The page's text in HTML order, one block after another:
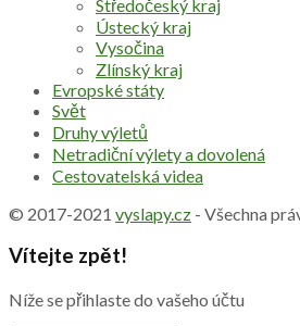
Středočeský kraj
Ústecký kraj
Vysočina
Zlínský kraj
Evropské státy
Svět
Druhy výletů
Netradiční výlety a dovolená
Cestovatelská videa
© 2017-2021 vyslapy.cz - Všechna
Vítejte zpět!
Níže se přihlaste do vašeho účtu